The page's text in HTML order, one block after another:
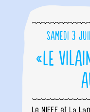
Samedi 3
«Le
Le NIFFF et La